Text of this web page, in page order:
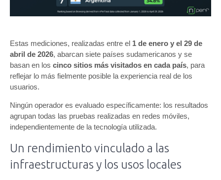
Estas mediciones, realizadas entre el 1 de enero y el 29 de
abril de 2026, abarcan siete países sudamericanos y se
basan en los cinco sitios más visitados en cada país, para
reflejar lo más fielmente posible la experiencia real de los
usuarios.
Ningún operador es evaluado específicamente: los resultados
agrupan todas las pruebas realizadas en redes móviles,
independientemente de la tecnología utilizada.
Un rendimiento vinculado a las
infraestructuras y los usos locales